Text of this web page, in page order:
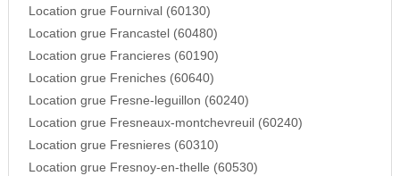
Location grue Fournival (60130)
Location grue Francastel (60480)
Location grue Francieres (60190)
Location grue Freniches (60640)
Location grue Fresne-leguillon (60240)
Location grue Fresneaux-montchevreuil (60240)
Location grue Fresnieres (60310)
Location grue Fresnoy-en-thelle (60530)